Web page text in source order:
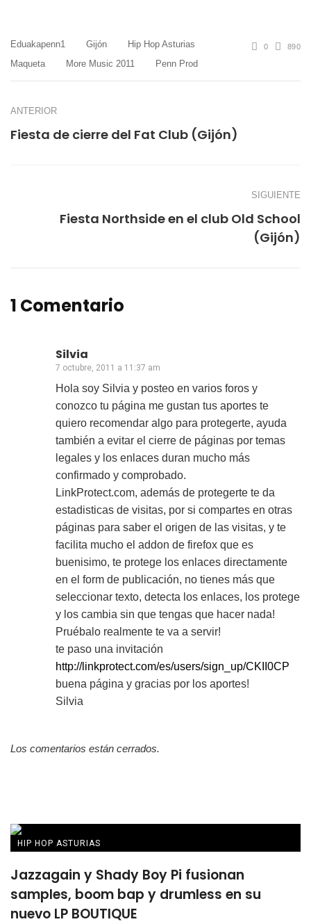
Eduakapenn1 Gijón
Hip Hop Asturias
Maqueta
More Music 2011 Penn Prod
0 890
ANTERIOR
Fiesta de cierre del Fat Club (Gijón)
SIGUIENTE
Fiesta Northside en el club Old School
(Gijón)
1 Comentario
Silvia
7 octubre, 2011 a 11:37 am
Hola soy Silvia y posteo en varios foros y
conozco tu página me gustan tus aportes te
quiero recomendar algo para protegerte, ayuda
también a evitar el cierre de páginas por temas
legales y los enlaces duran mucho más
confirmado y comprobado.
LinkProtect.com, además de protegerte te da
estadisticas de visitas, por si compartes en otras
páginas para saber el origen de las visitas, y te
facilita mucho el addon de firefox que es
buenisimo, te protege los enlaces directamente
en el form de publicación, no tienes más que
seleccionar texto, detecta los enlaces, los protege
y los cambia sin que tengas que hacer nada!
Pruébalo realmente te va a servir!
te paso una invitación
http://linkprotect.com/es/users/sign_up/CKII0CP
buena página y gracias por los aportes!
Silvia
Los comentarios están cerrados.
HIP HOP ASTURIAS
Jazzagain y Shady Boy Pi fusionan
samples, boom bap y drumless en su
nuevo LP BOUTIQUE